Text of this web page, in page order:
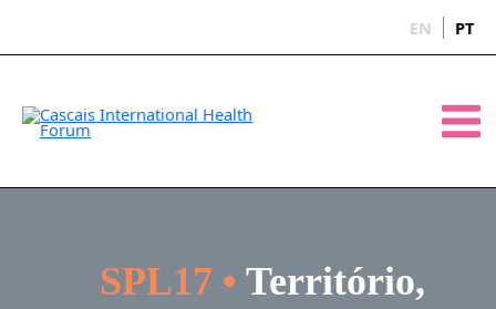
content
EN PT
SPL17 • Território,